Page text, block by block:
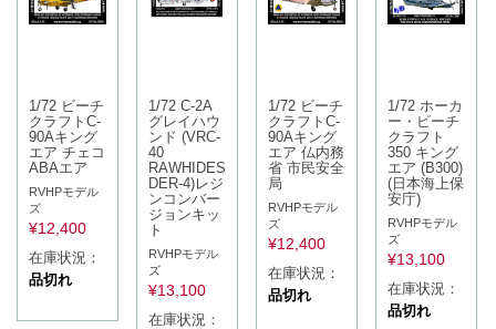
1/72 ビーチ
クラフトC-
90Aキング
エア チェコ
ABAエア
RVHPモデル
ズ
¥12,400
在庫状況：
品切れ
1/72 C-2A
グレイハウ
ンド (VRC-
40
RAWHIDES
DER-4)レジ
ンコンバー
ジョンキッ
ト
RVHPモデル
ズ
¥13,100
在庫状況：
1/72 ビーチ
クラフトC-
90Aキング
エア 仏内務
省 市民安全
局
RVHPモデル
ズ
¥12,400
在庫状況：
品切れ
1/72 ホーカ
ー・ビーチ
クラフト
350 キング
エア (B300)
(日本海上保
安庁)
RVHPモデル
ズ
¥13,100
在庫状況：
品切れ